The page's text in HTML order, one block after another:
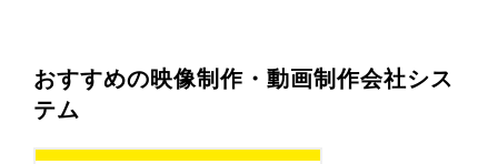
おすすめの映像制作・動画制作会社シス
テム